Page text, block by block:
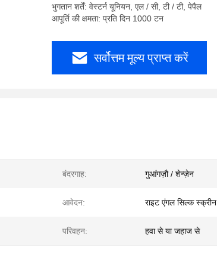
भुगतान शर्तें: वेस्टर्न यूनियन, एल / सी, टी / टी, पेपैल
आपूर्ति की क्षमता: प्रति दिन 1000 टन
सर्वोत्तम मूल्य प्राप्त करें
बंदरगाह: गुआंगज़ौ / शेन्ज़ेन
आवेदन: राइट एंगल सिल्क स्क्रीन
परिवहन: हवा से या जहाज से